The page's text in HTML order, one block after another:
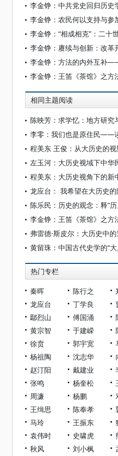
李金铮：中共党史回归历史
李金铮：农民何以支持与参
李金铮：王笛《茶馆》之方
相同主题阅读
陈映芳：求学忆：地方研究
程美东：大历史视角下的新
李金铮：王笛《茶馆》之方
弗雷德·斯皮尔：大历史中
黄留珠：中国古代史学的“
热门专栏
秦晖 陈行之
龙应台
丁学良
鄢烈山
傅国涌
黄宗智
于建嵘
徐贲
郭宇宽
杨祖陶
沈志华
赵汀阳
戴建业
张鸣
杨奎松
周濂
杨鹏
王缉思
陈奉孝
马玲
王振东
袁伟时
史啸虎
秋风
刘小枫